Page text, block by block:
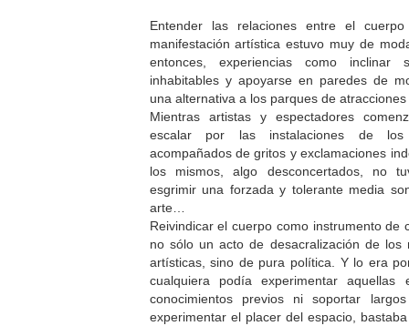
Entender las relaciones entre el
manifestación artística estuvo muy de
entonces, experiencias como inclinar
inhabitables y apoyarse en paredes de
una alternativa a los parques de
Mientras artistas y espectadores
escalar por las instalaciones de los
acompañados de gritos y exclamaciones
los mismos, algo desconcertados, no
esgrimir una forzada y tolerante media
arte…
Reivindicar el cuerpo como instrumento de
no sólo un acto de desacralización de los
artísticas, sino de pura política. Y lo era
cualquiera podía experimentar aquellas
conocimientos previos ni soportar
experimentar el placer del espacio,